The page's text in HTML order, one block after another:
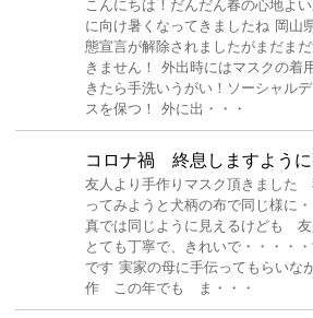
こんにちは！だんだん春の心地よ
に向け暑くなってきましたね 岡山
態宣言が解除されましたがまだま
きません！ 外出時にはマスクの着
きたら手洗いうがい！ソーシャル
スを保つ！ 外に出・・・
コロナ禍 終息しますように
友人より手作りマスク頂きました
ってみようと犬柄の布で同じ様に
真では同じように見えるけども 友
とても丁寧で、きれいで・・・・
です 実家の母に手伝ってもらいな
作 この年でも ま・・・